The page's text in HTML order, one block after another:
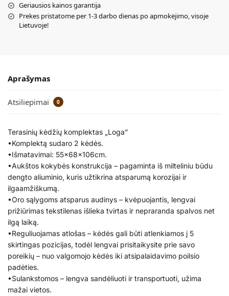
Geriausios kainos garantija
Prekes pristatome per 1-3 darbo dienas po apmokėjimo, visoje
Lietuvoje!
Aprašymas
Atsiliepimai 0
Terasinių kėdžių komplektas „Loga”
•Komplektą sudaro 2 kėdės.
•Išmatavimai: 55x68x106cm.
•Aukštos kokybės konstrukcija – pagaminta iš milteliniu būdu
dengto aliuminio, kuris užtikrina atsparumą korozijai ir
ilgaamžiškumą.
•Oro sąlygoms atsparus audinys – kvėpuojantis, lengvai
prižiūrimas tekstilenas išlieka tvirtas ir nepraranda spalvos net
ilgą laiką.
•Reguliuojamas atlošas – kėdės gali būti atlenkiamos į 5
skirtingas pozicijas, todėl lengvai prisitaikysite prie savo
poreikių – nuo valgomojo kėdės iki atsipalaidavimo poilsio
padėties.
•Sulankstomos – lengva sandėliuoti ir transportuoti, užima
mažai vietos.